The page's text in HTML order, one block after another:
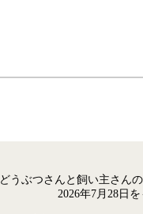
どうぶつさんと飼い主さん
2026年7月28日